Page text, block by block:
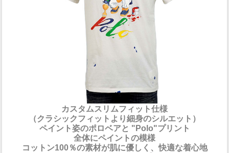
カスタムスリムフィット仕様
（クラシックフィットより細身のシルエット）
ペイント姿のポロベアと "Polo"プリント
全体にペイントの模様
コットン100％の素材が肌に優しく、快適な着心地